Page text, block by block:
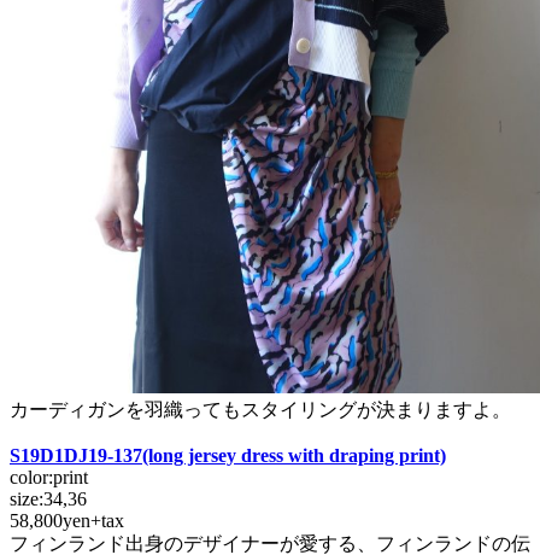
カーディガンを羽織ってもスタイリングが決まりますよ。
S19D1DJ19-137(long jersey dress with draping print)
color:print
size:34,36
58,800yen+tax
フィンランド出身のデザイナーが愛する、フィンランドの伝